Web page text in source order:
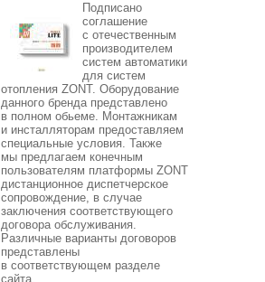
Подписано
соглашение
с отечественным
производителем
систем автоматики
для систем
отопления ZONT. Оборудование
данного бренда представлено
в полном обьеме. Монтажникам
и инсталляторам предоставляем
специальные условия. Также
мы предлагаем конечным
пользователям платформы ZONT
дистанционное диспетчерское
сопровождение, в случае
заключения соответствующего
договора обслуживания.
Различные варианты договоров
представлены
в соответствующем разделе
сайта.